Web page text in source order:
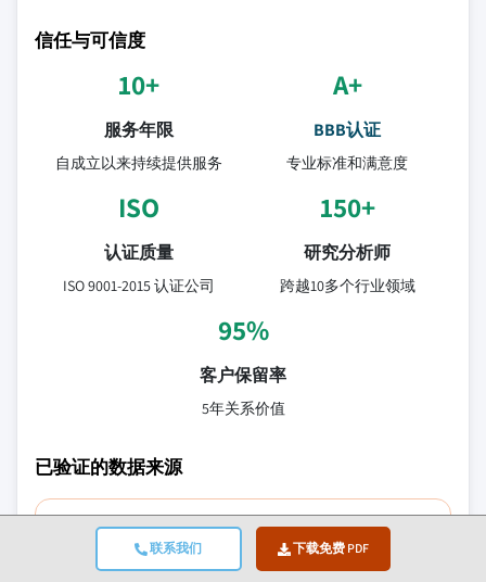
联系我们 下载免费 PDF
信任与可信度
10+
服务年限
自成立以来持续提供服务
A+
BBB认证
专业标准和满意度
ISO
认证质量
ISO 9001-2015 认证公司
150+
研究分析师
跨越10多个行业领域
95%
客户保留率
5年关系价值
已验证的数据来源
贸易出版物
安全与国防行业期刊及贸易媒体